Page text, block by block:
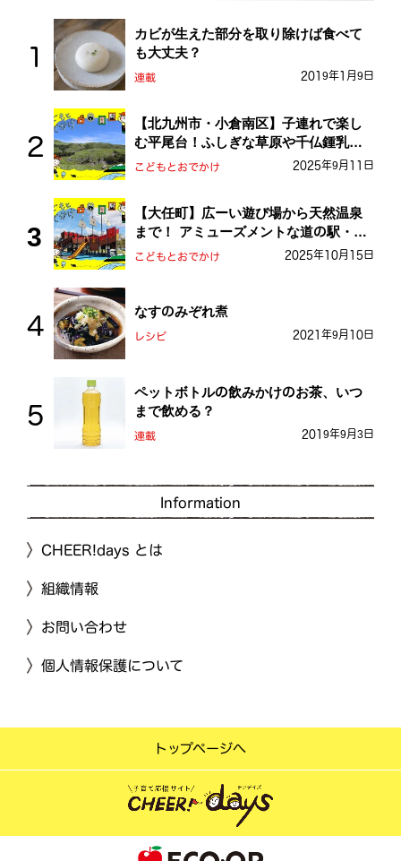
カビが生えた部分を取り除けば食べて
も大丈夫？
連載 2019年1月9日
【北九州市・小倉南区】子連れで楽し
む平尾台！ふしぎな草原や千仏鍾乳洞
を探検しよう！
こどもとおでかけ 2025年9月11日
【大任町】広ーい遊び場から天然温泉
まで！ アミューズメントな道の駅・お
おとう桜街道
こどもとおでかけ 2025年10月15日
なすのみぞれ煮
レシピ 2021年9月10日
ペットボトルの飲みかけのお茶、いつ
まで飲める？
連載 2019年9月3日
Information
CHEER!days とは
組織情報
お問い合わせ
個人情報保護について
トップページへ